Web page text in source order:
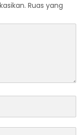
Ruas yang